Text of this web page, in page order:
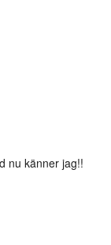
nu känner jag!!